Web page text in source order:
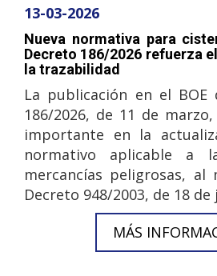
13-03-2026
Nueva normativa para
Decreto 186/2026 refuerza
la trazabilidad
La publicación en el BOE
186/2026, de 11 de
importante en la
normativo aplicable a
mercancías peligrosas, al
Decreto 948/2003, de 18 de
MÁS